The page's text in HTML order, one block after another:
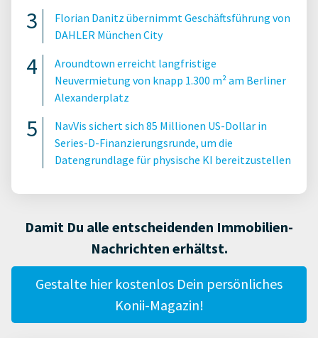
Florian Danitz übernimmt Geschäftsführung von
DAHLER München City
Aroundtown erreicht langfristige
Neuvermietung von knapp 1.300 m² am Berliner
Alexanderplatz
NavVis sichert sich 85 Millionen US-Dollar in
Series-D-Finanzierungsrunde, um die
Datengrundlage für physische KI bereitzustellen
Damit Du alle entscheidenden Immobilien-
Nachrichten erhältst.
Gestalte hier kostenlos Dein persönliches
Konii-Magazin!